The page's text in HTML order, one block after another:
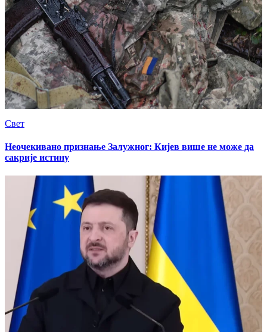
Свет
Неочекивано признање Залужног: Кијев више не може да
сакрије истину